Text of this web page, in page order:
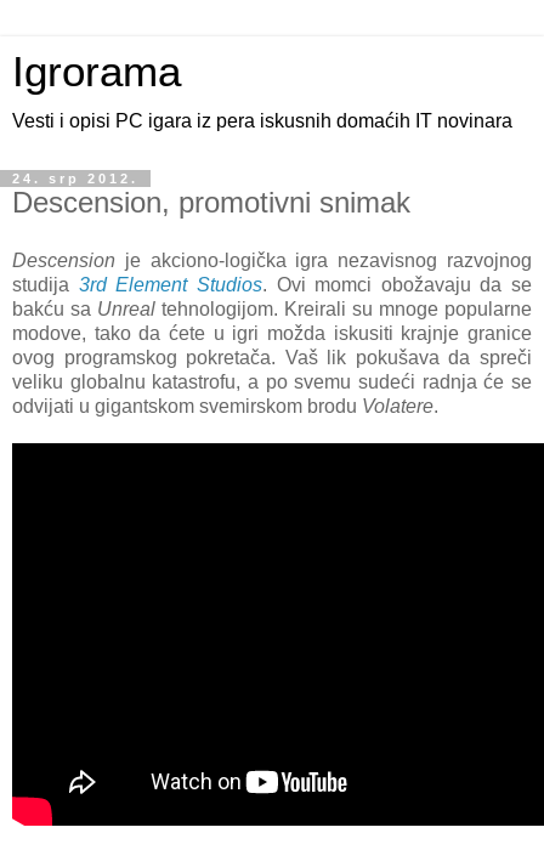
Igrorama
Vesti i opisi PC igara iz pera iskusnih domaćih IT novinara
24. srp 2012.
Descension, promotivni snimak
Descension je akciono-logička igra nezavisnog razvojnog
studija 3rd Element Studios. Ovi momci obožavaju da se
bakću sa Unreal tehnologijom. Kreirali su mnoge popularne
modove, tako da ćete u igri možda iskusiti krajnje granice
ovog programskog pokretača. Vaš lik pokušava da spreči
veliku globalnu katastrofu, a po svemu sudeći radnja će se
odvijati u gigantskom svemirskom brodu Volatere.